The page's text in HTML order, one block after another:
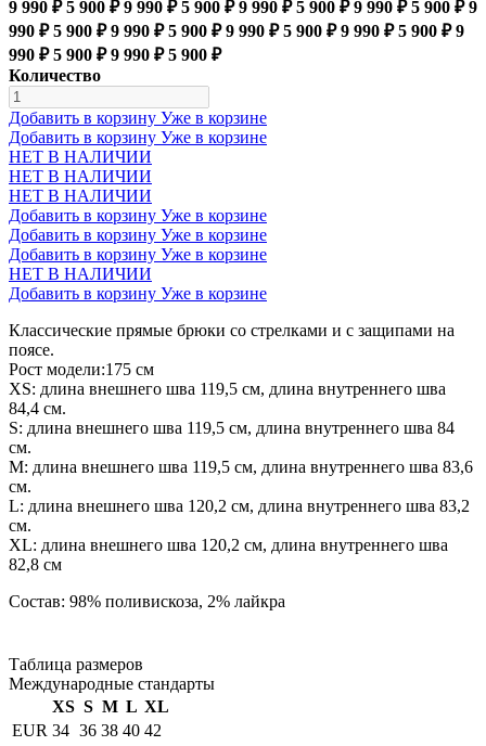
9 990 ₽ 5 900 ₽ 9 990 ₽ 5 900 ₽ 9 990 ₽ 5 900 ₽ 9 990 ₽ 5 900 ₽ 9
990 ₽ 5 900 ₽ 9 990 ₽ 5 900 ₽ 9 990 ₽ 5 900 ₽ 9 990 ₽ 5 900 ₽ 9
990 ₽ 5 900 ₽ 9 990 ₽ 5 900 ₽
Количество
Добавить в корзину Уже в корзине
Добавить в корзину Уже в корзине
НЕТ В НАЛИЧИИ
НЕТ В НАЛИЧИИ
НЕТ В НАЛИЧИИ
Добавить в корзину Уже в корзине
Добавить в корзину Уже в корзине
Добавить в корзину Уже в корзине
НЕТ В НАЛИЧИИ
Добавить в корзину Уже в корзине
Классические прямые брюки со стрелками и с защипами на
поясе.
Рост модели:175 см
XS: длина внешнего шва 119,5 см, длина внутреннего шва
84,4 см.
S: длина внешнего шва 119,5 см, длина внутреннего шва 84
см.
М: длина внешнего шва 119,5 см, длина внутреннего шва 83,6
см.
L: длина внешнего шва 120,2 см, длина внутреннего шва 83,2
см.
XL: длина внешнего шва 120,2 см, длина внутреннего шва
82,8 см
Состав: 98% поливискоза, 2% лайкра
Таблица размеров
Международные стандарты
XS S M L XL
EUR 34 36 38 40 42